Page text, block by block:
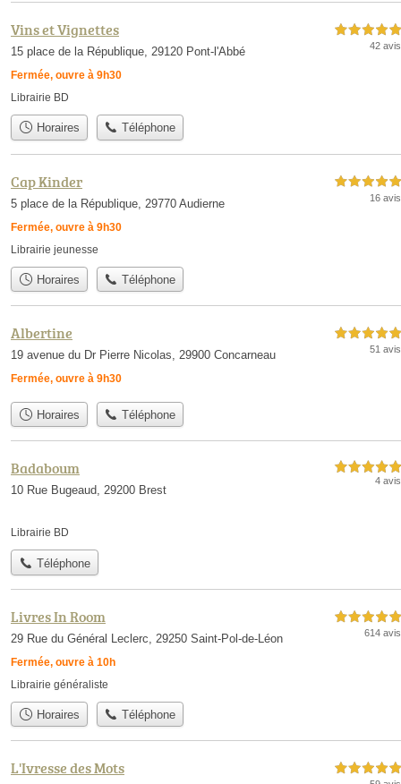
Vins et Vignettes
15 place de la République, 29120 Pont-l'Abbé
Fermée, ouvre à 9h30
5,0 étoiles sur 5
42 avis
Librairie BD
Horaires Téléphone
Cap Kinder
5 place de la République, 29770 Audierne
Fermée, ouvre à 9h30
5,0 étoiles sur 5
16 avis
Librairie jeunesse
Horaires Téléphone
Albertine
19 avenue du Dr Pierre Nicolas, 29900 Concarneau
Fermée, ouvre à 9h30
5,0 étoiles sur 5
51 avis
Horaires Téléphone
Badaboum
10 Rue Bugeaud, 29200 Brest
5,0 étoiles sur 5
4 avis
Librairie BD
Téléphone
Livres In Room
29 Rue du Général Leclerc, 29250 Saint-Pol-de-Léon
Fermée, ouvre à 10h
5,0 étoiles sur 5
614 avis
Librairie généraliste
Horaires Téléphone
L'Ivresse des Mots 5,0 étoiles sur 5